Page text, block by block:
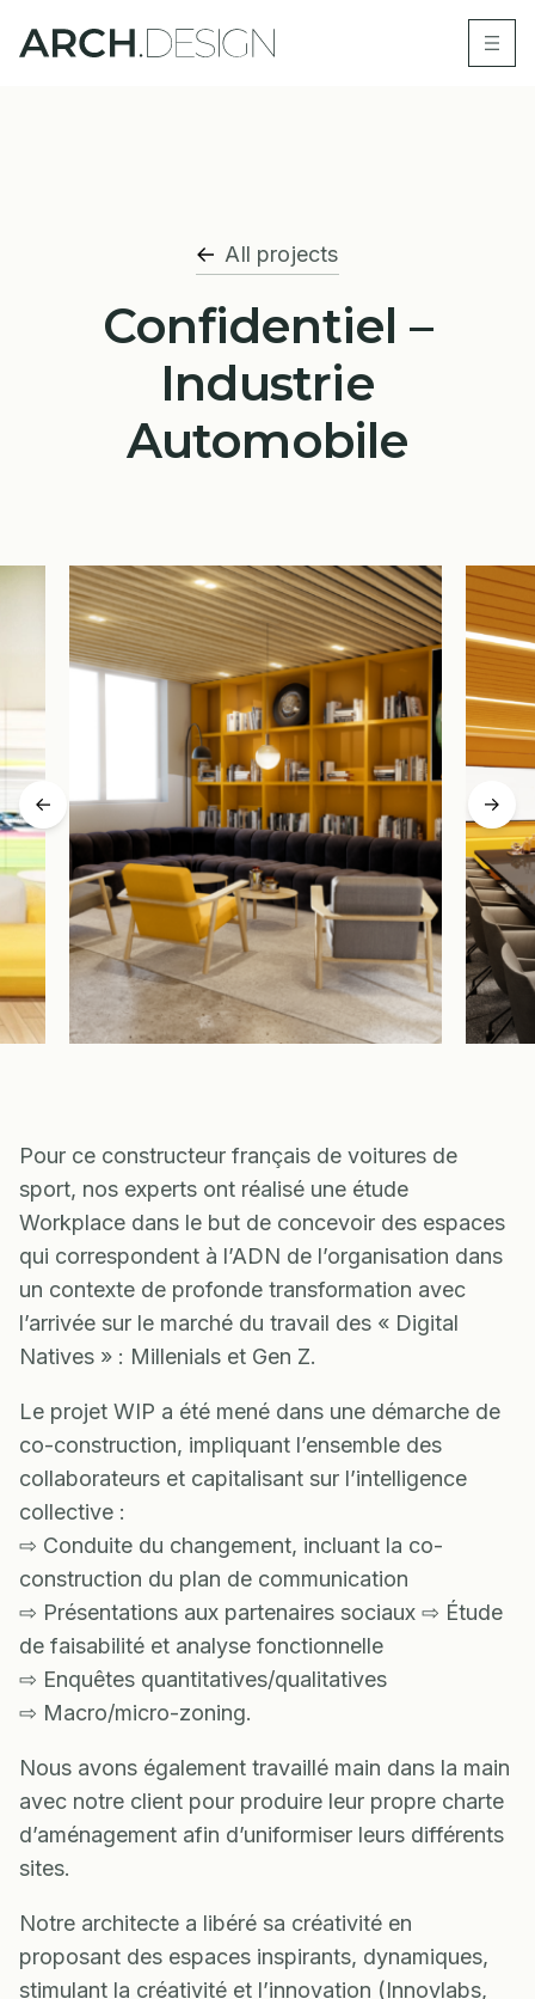
All projects
Confidentiel –
Industrie
Automobile
Pour ce constructeur français de voitures de
sport, nos experts ont réalisé une étude
Workplace dans le but de concevoir des espaces
qui correspondent à l’ADN de l’organisation dans
un contexte de profonde transformation avec
l’arrivée sur le marché du travail des « Digital
Natives » : Millenials et Gen Z.
Le projet WIP a été mené dans une démarche de
co-construction, impliquant l’ensemble des
collaborateurs et capitalisant sur l’intelligence
collective :
⇨ Conduite du changement, incluant la co-
construction du plan de communication
⇨ Présentations aux partenaires sociaux ⇨ Étude
de faisabilité et analyse fonctionnelle
⇨ Enquêtes quantitatives/qualitatives
⇨ Macro/micro-zoning.
Nous avons également travaillé main dans la main
avec notre client pour produire leur propre charte
d’aménagement afin d’uniformiser leurs différents
sites.
Notre architecte a libéré sa créativité en
proposant des espaces inspirants, dynamiques,
stimulant la créativité et l’innovation (Innovlabs,